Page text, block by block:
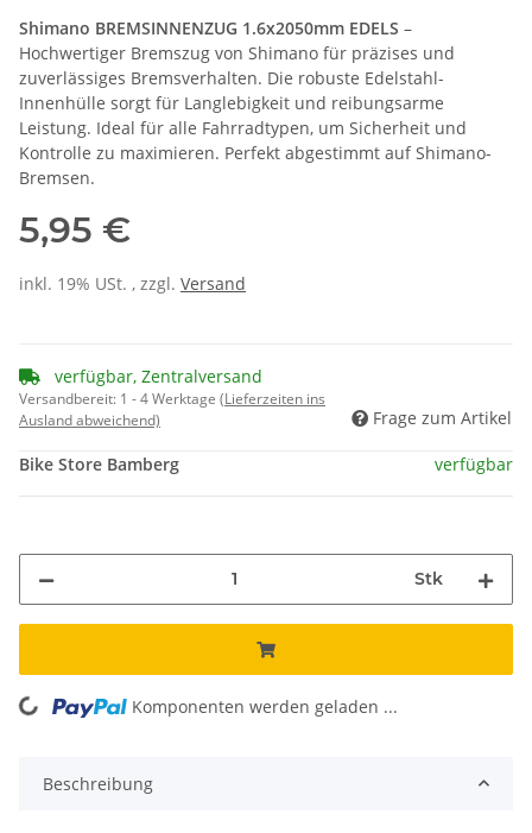
Shimano BREMSINNENZUG 1.6x2050mm EDELS –
Hochwertiger Bremszug von Shimano für präzises und
zuverlässiges Bremsverhalten. Die robuste Edelstahl-
Innenhülle sorgt für Langlebigkeit und reibungsarme
Leistung. Ideal für alle Fahrradtypen, um Sicherheit und
Kontrolle zu maximieren. Perfekt abgestimmt auf Shimano-
Bremsen.
5,95 €
inkl. 19% USt. , zzgl. Versand
verfügbar, Zentralversand
Versandbereit: 1 - 4 Werktage (Lieferzeiten ins
Ausland abweichend)
Frage zum Artikel
Bike Store Bamberg verfügbar
Stk
Komponenten werden geladen ...
Beschreibung